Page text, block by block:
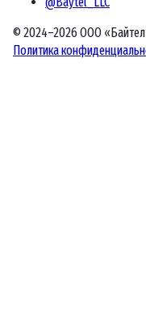
© 2024–2026 ООО
Политика